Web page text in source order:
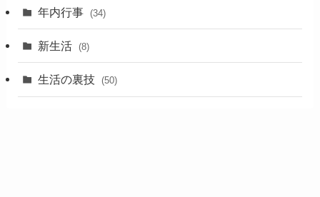
年内行事 (34)
新生活 (8)
生活の裏技 (50)